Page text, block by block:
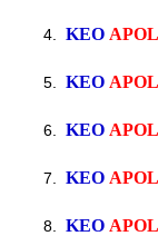
KEO
KEO
KEO
KEO
KEO